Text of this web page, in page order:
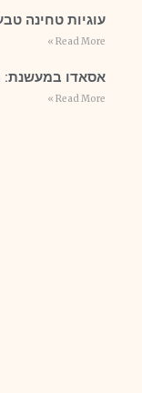
עוגיות טחינה
Read More »
אסאדו
Read More »